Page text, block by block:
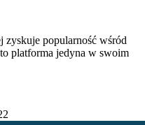
zyskuje popularność wśród
platforma jedyna w swoim